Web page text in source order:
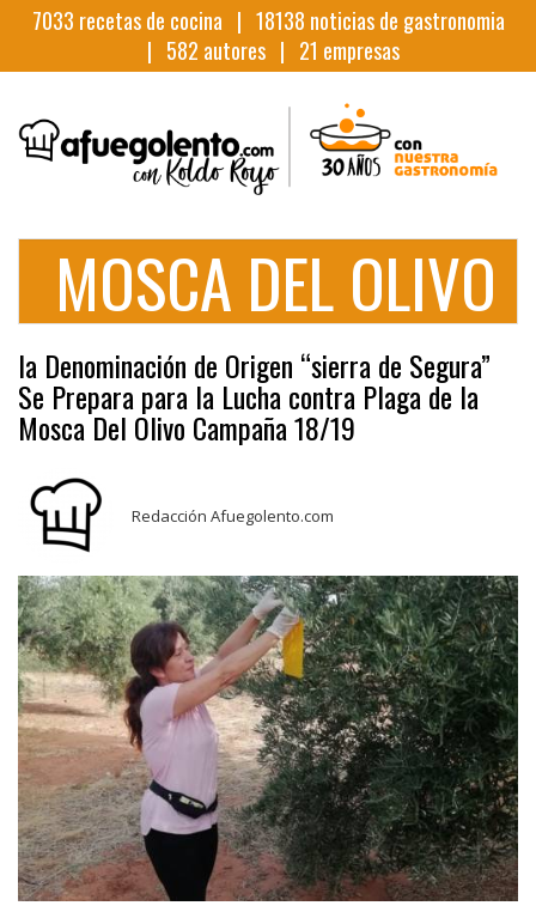
7033 recetas de cocina | 18138 noticias de gastronomia
| 582 autores | 21 empresas
MOSCA DEL OLIVO
la Denominación de Origen “sierra de Segura”
Se Prepara para la Lucha contra Plaga de la
Mosca Del Olivo Campaña 18/19
Redacción Afuegolento.com